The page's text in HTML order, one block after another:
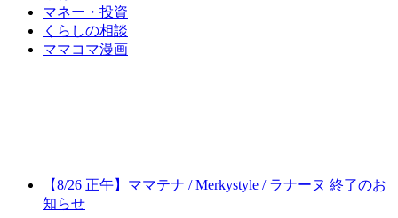
マネー・投資
くらしの相談
ママコマ漫画
【8/26 正午】ママテナ / Merkystyle / ラナーヌ 終了のお
知らせ